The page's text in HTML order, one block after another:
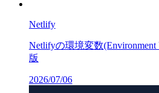
Netlify
Netlifyの環境変数
版
2026/07/06